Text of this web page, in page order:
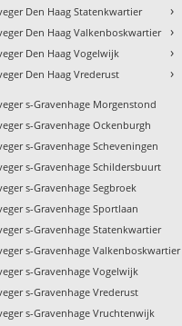
Den Haag Statenkwartier
Den Haag Valkenboskwartier
Den Haag Vogelwijk
Den Haag Vrederust
›
›
›
›
s-Gravenhage Morgenstond
s-Gravenhage Ockenburgh
s-Gravenhage Scheveningen
s-Gravenhage Schildersbuurt
s-Gravenhage Segbroek
s-Gravenhage Sportlaan
s-Gravenhage Statenkwartier
s-Gravenhage Valkenboskwartier
s-Gravenhage Vogelwijk
s-Gravenhage Vrederust
s-Gravenhage Vruchtenwijk